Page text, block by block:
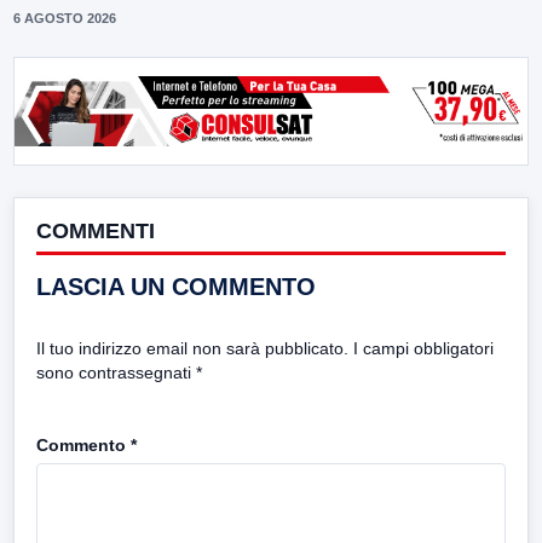
6 AGOSTO 2026
COMMENTI
LASCIA UN COMMENTO
Il tuo indirizzo email non sarà pubblicato. I campi obbligatori
sono contrassegnati *
Commento *